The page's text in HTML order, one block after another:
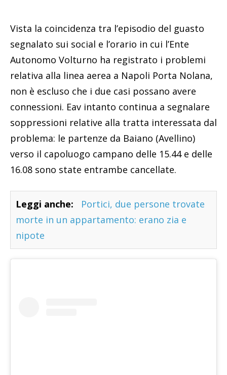
Vista la coincidenza tra l’episodio del guasto
segnalato sui social e l’orario in cui l’Ente
Autonomo Volturno ha registrato i problemi
relativa alla linea aerea a Napoli Porta Nolana,
non è escluso che i due casi possano avere
connessioni. Eav intanto continua a segnalare
soppressioni relative alla tratta interessata dal
problema: le partenze da Baiano (Avellino)
verso il capoluogo campano delle 15.44 e delle
16.08 sono state entrambe cancellate.
Leggi anche:
Portici, due persone trovate
morte in un appartamento: erano zia e
nipote